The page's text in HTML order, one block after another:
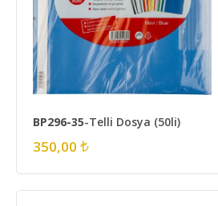
BP296-35-Telli Dosya (50li)
350,00